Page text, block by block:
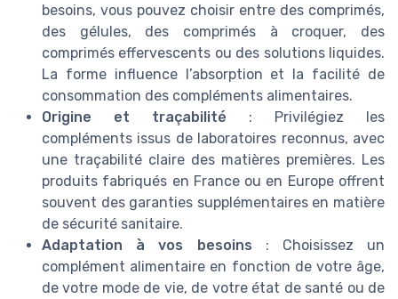
besoins, vous pouvez choisir entre des comprimés,
des gélules, des comprimés à croquer, des
comprimés effervescents ou des solutions liquides.
La forme influence l’absorption et la facilité de
consommation des compléments alimentaires.
Origine et traçabilité : Privilégiez les
compléments issus de laboratoires reconnus, avec
une traçabilité claire des matières premières. Les
produits fabriqués en France ou en Europe offrent
souvent des garanties supplémentaires en matière
de sécurité sanitaire.
Adaptation à vos besoins : Choisissez un
complément alimentaire en fonction de votre âge,
de votre mode de vie, de votre état de santé ou de